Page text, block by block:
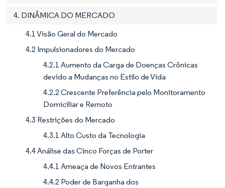
4. DINÂMICA DO MERCADO
4.1 Visão Geral do Mercado
4.2 Impulsionadores do Mercado
4.2.1 Aumento da Carga de Doenças Crônicas
devido a Mudanças no Estilo de Vida
4.2.2 Crescente Preferência pelo Monitoramento
Domiciliar e Remoto
4.3 Restrições do Mercado
4.3.1 Alto Custo da Tecnologia
4.4 Análise das Cinco Forças de Porter
4.4.1 Ameaça de Novos Entrantes
4.4.2 Poder de Barganha dos